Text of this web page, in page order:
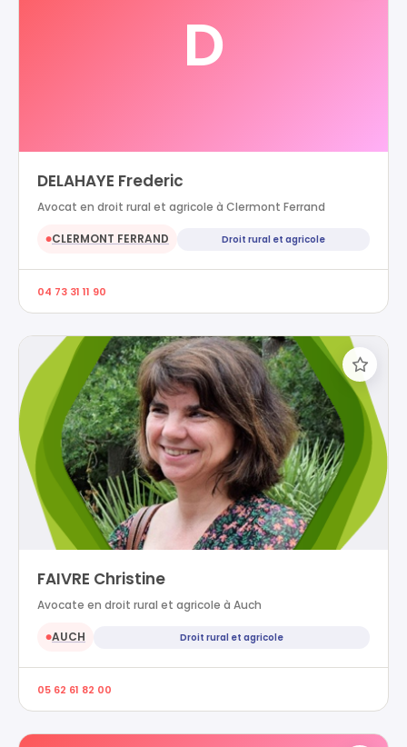
D
DELAHAYE Frederic
Avocat en droit rural et agricole à Clermont Ferrand
●CLERMONT FERRAND Droit rural et agricole
04 73 31 11 90
FAIVRE Christine
Avocate en droit rural et agricole à Auch
●AUCH Droit rural et agricole
05 62 61 82 00